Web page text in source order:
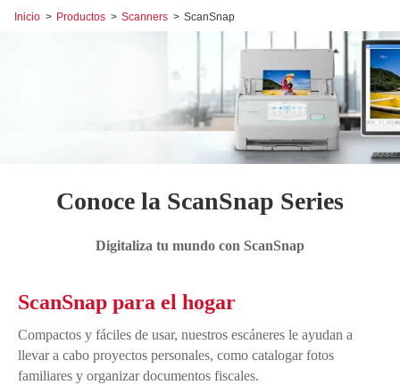
Inicio > Productos > Scanners > ScanSnap
Conoce la ScanSnap Series
Digitaliza tu mundo con ScanSnap
ScanSnap para el hogar
Compactos y fáciles de usar, nuestros escáneres le ayudan a
llevar a cabo proyectos personales, como catalogar fotos
familiares y organizar documentos fiscales.